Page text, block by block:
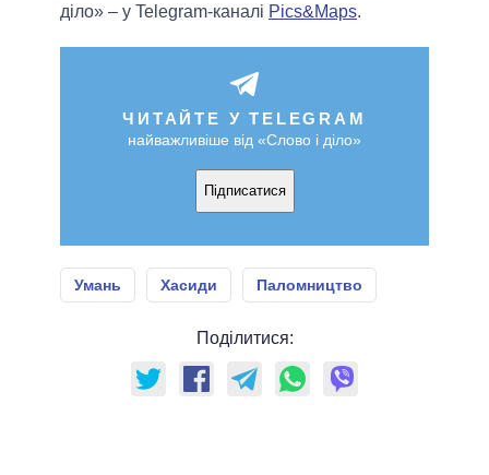
діло» – у Telegram-каналі Pics&Maps.
ЧИТАЙТЕ У TELEGRAM
найважливіше від «Слово і діло»
Підписатися
Умань Хасиди Паломництво
Поділитися: